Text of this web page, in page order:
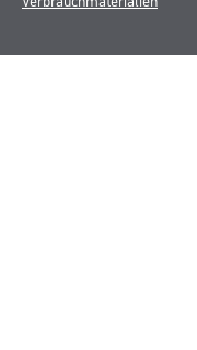
Busch & Brunner